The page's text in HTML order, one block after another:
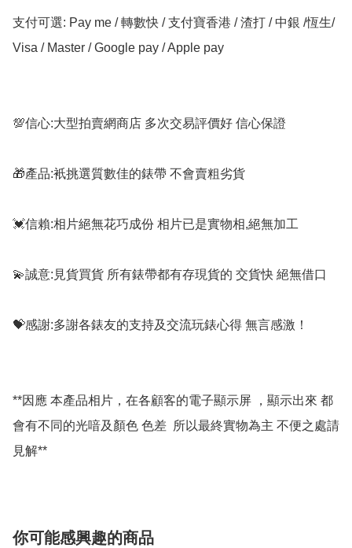
支付可選: Pay me / 轉數快 / 支付寶香港 / 渣打 / 中銀 /恆生/
Visa / Master / Google pay / Apple pay
💯信心:大型拍賣網商店 多次交易評價好 信心保證
🎁產品:衹挑選質數佳的錶帶 不會賣粗劣貨
💓信賴:相片絕無花巧成份 相片已是實物相,絕無加工
💫誠意:見貨買貨 所有錶帶都有存現貨的 交貨快 絕無借口
💝感謝:多謝各錶友的支持及交流玩錶心得 無言感激！
**因應 本產品相片，在各顧客的電子顯示屏 ，顯示出來 都
會有不同的光喑及顏色 色差  所以最終實物為主 不便之處請
你可能感興趣的商品